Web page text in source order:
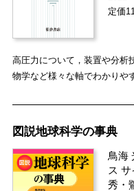
定価
高圧力について，装置や分析
物学など様々な軸でわかりや
図説地球科学の事典
鳥海
ス
秀 ・